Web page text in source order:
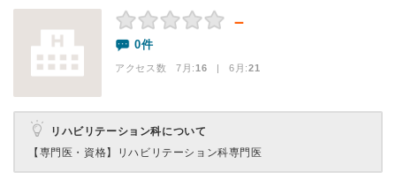
－
0件
アクセス数 7月:16 | 6月:21
リハビリテーション科について
【専門医・資格】
リハビリテーション科専門医